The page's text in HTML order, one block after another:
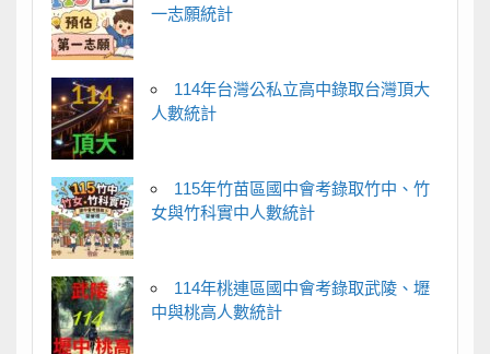
一志願統計
114年台灣公私立高中錄取台灣頂大
人數統計
115年竹苗區國中會考錄取竹中、竹
女與竹科實中人數統計
114年桃連區國中會考錄取武陵、壢
中與桃高人數統計